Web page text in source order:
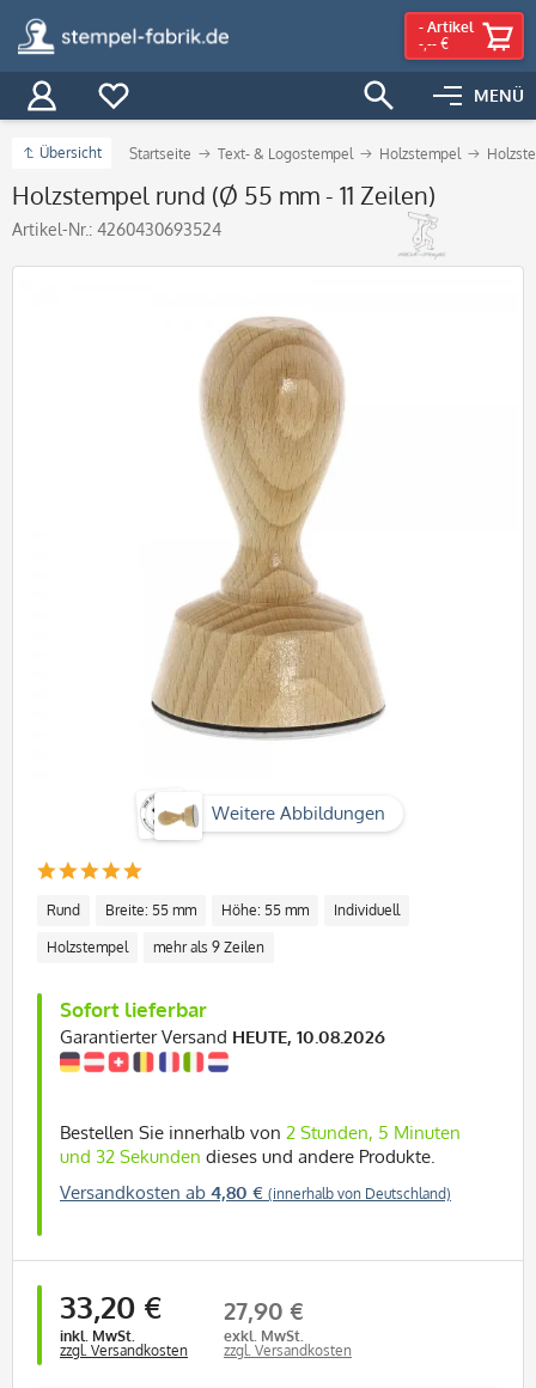
MENÜ
- Artikel
-,-- €
Übersicht Startseite Text- & Logostempel Holzstempel
Holzstempel rund (Ø 55 mm - 11 Zeilen)
Artikel-Nr.: 4260430693524
Weitere Abbildungen
Rund Breite: 55 mm Höhe: 55 mm Individuell
Holzstempel mehr als 9 Zeilen
Sofort lieferbar
Garantierter Versand HEUTE, 10.08.2026
Bestellen Sie innerhalb von 2 Stunden, 5 Minuten
und 32 Sekunden dieses und andere Produkte.
Versandkosten ab 4,80 € (innerhalb von Deutschland)
33,20 €
inkl. MwSt.
zzgl. Versandkosten
27,90 €
exkl. MwSt.
zzgl. Versandkosten